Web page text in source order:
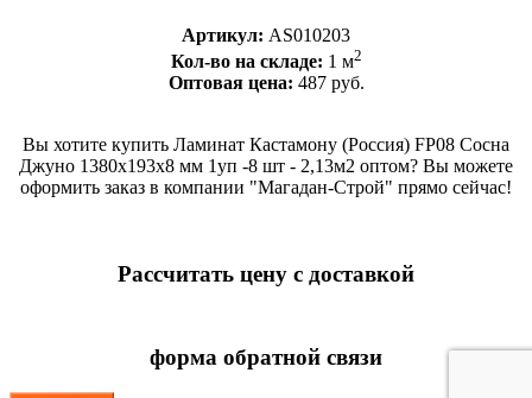
Артикул: AS010203
Кол-во на складе: 1 м2
Оптовая цена: 487 руб.
Вы хотите купить Ламинат Кастамону (Россия) FP08 Сосна
Джуно 1380x193x8 мм 1уп -8 шт - 2,13м2 оптом? Вы можете
оформить заказ в компании "Магадан-Строй" прямо сейчас!
Рассчитать цену с доставкой
форма обратной связи